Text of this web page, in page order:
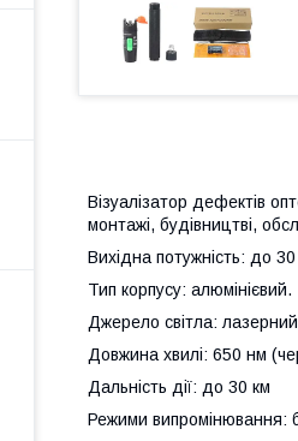
Візуалізатор дефектів
монтажі, будівництві,
Вихідна потужність: до
Тип корпусу: алюмінієвий.
Джерело світла:
Довжина хвилі: 650 нм
Дальність дії: до 30 км
Режими випромінювання: